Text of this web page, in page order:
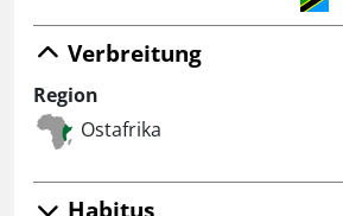
Verbreitung
Region
Ostafrika